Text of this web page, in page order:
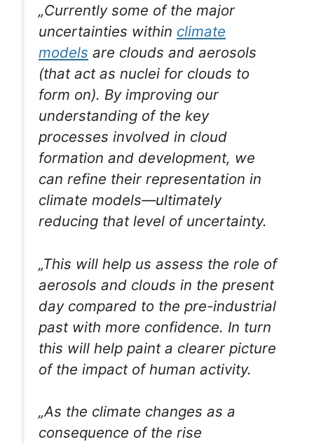
„Currently some of the major
uncertainties within climate
models are clouds and aerosols
(that act as nuclei for clouds to
form on). By improving our
understanding of the key
processes involved in cloud
formation and development, we
can refine their representation in
climate models—ultimately
reducing that level of uncertainty.
„This will help us assess the role of
aerosols and clouds in the present
day compared to the pre-industrial
past with more confidence. In turn
this will help paint a clearer picture
of the impact of human activity.
„As the climate changes as a
consequence of the rise